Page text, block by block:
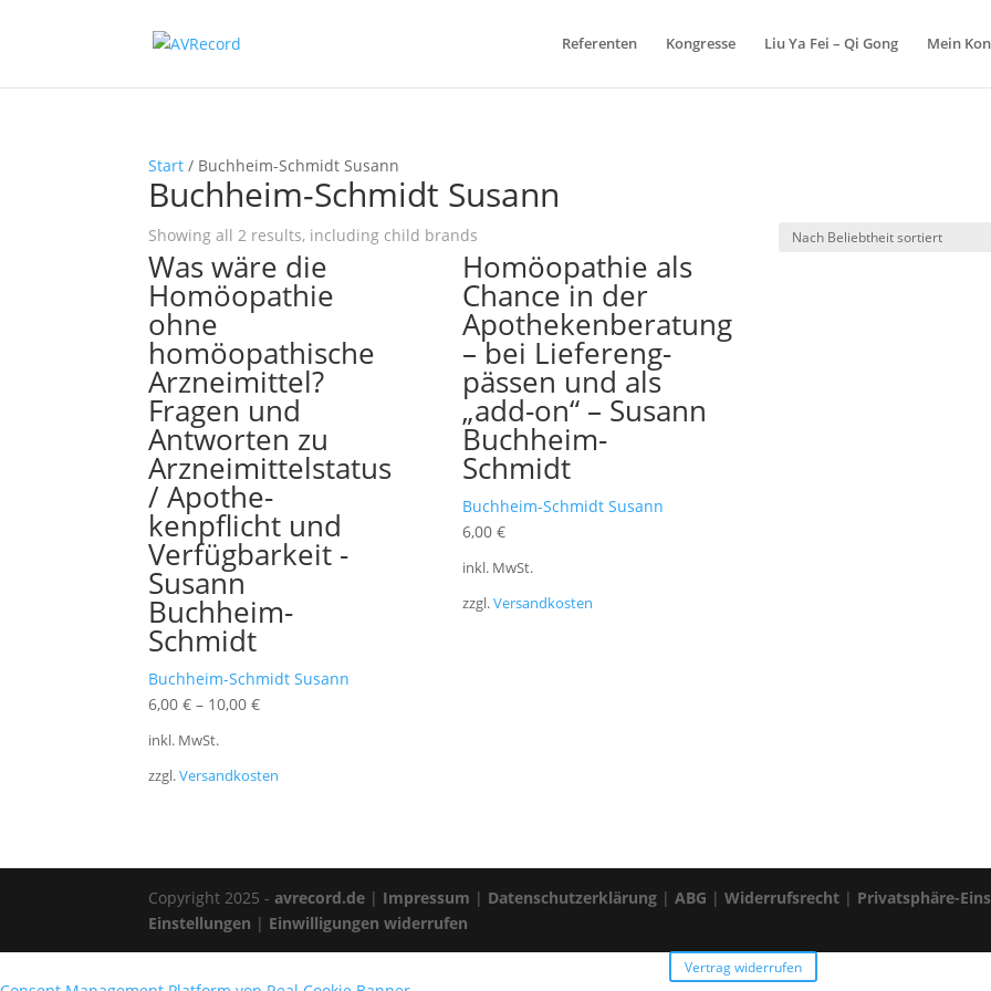
Referenten Kongresse Liu Ya Fei – Qi Gong Mein
Start / Buchheim-Schmidt Susann
Buchheim-Schmidt Susann
Showing all 2 results, including child brands
Was wäre die
Homöopathie
ohne
homöopathische
Arzneimittel?
Fragen und
Antworten zu
Arzneimittelstatus
/ Apothe-
kenpflicht und
Verfügbarkeit -
Susann
Buchheim-
Schmidt
Buchheim-Schmidt Susann
6,00€ – 10,00€
inkl. MwSt.
zzgl.Versandkosten
Homöopathie als
Chance in der
Apothekenberatung
– bei Liefereng-
pässen und als
„add-on“ – Susann
Buchheim-
Schmidt
Buchheim-Schmidt Susann
6,00 €
inkl. MwSt.
zzgl.Versandkosten
Copyright 2025 -avrecord.de | Impressum | Datenschutzerklärung |ABG |Widerrufsrecht | Privatsphäre-
Einstellungen | Einwilligungen widerrufen
Vertrag widerrufen